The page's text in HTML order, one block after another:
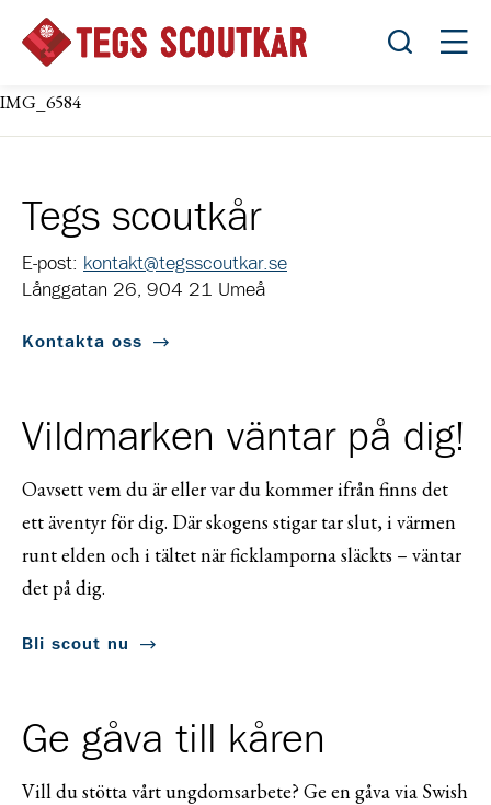
Öppna
IMG_6584
Tegs scoutkår
E-post: kontakt@tegsscoutkar.se
Långgatan 26, 904 21 Umeå
Kontakta oss
Vildmarken väntar på dig!
Oavsett vem du är eller var du kommer ifrån finns det
ett äventyr för dig. Där skogens stigar tar slut, i värmen
runt elden och i tältet när ficklamporna släckts – väntar
det på dig.
Bli scout nu
Ge gåva till kåren
Vill du stötta vårt ungdomsarbete? Ge en gåva via Swish